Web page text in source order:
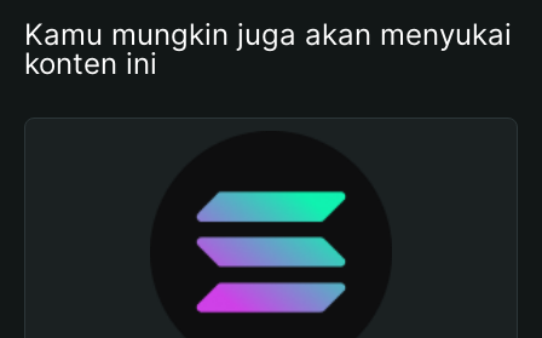
Kamu mungkin juga akan menyukai
konten ini